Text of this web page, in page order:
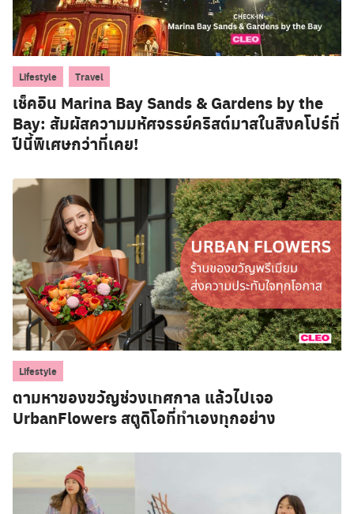
Lifestyle Travel
เช็คอิน Marina Bay Sands & Gardens by the
Bay: สัมผัสความมหัศจรรย์คริสต์มาสในสิงคโปร์ที่
ปีนี้พิเศษกว่าที่เคย!
Lifestyle
ตามหาของขวัญช่วงเทศกาล แล้วไปเจอ
UrbanFlowers สตูดิโอที่ทำเองทุกอย่าง